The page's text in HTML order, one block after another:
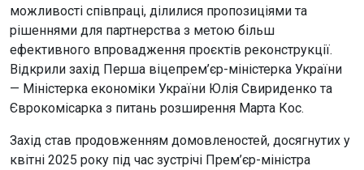
можливості співпраці, ділилися пропозиціями та
рішеннями для партнерства з метою більш
ефективного впровадження проєктів реконструкції.
Відкрили захід Перша віцепрем’єр-міністерка України
— Міністерка економіки України Юлія Свириденко та
Єврокомісарка з питань розширення Марта Кос.
Захід став продовженням домовленостей, досягнутих у
квітні 2025 року під час зустрічі Прем’єр-міністра